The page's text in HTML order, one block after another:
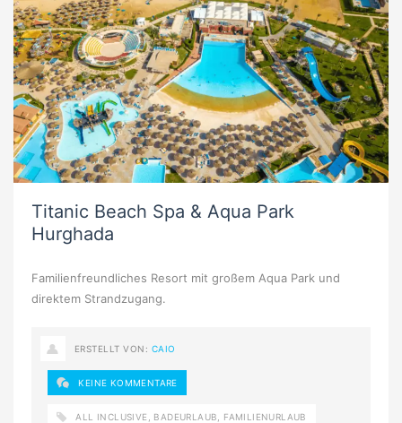
Titanic Beach Spa & Aqua Park
Hurghada
Familienfreundliches Resort mit großem Aqua Park und
direktem Strandzugang.
ERSTELLT VON: CAIO
KEINE KOMMENTARE
ALL INCLUSIVE BADEURLAUB FAMILIENURLAUB